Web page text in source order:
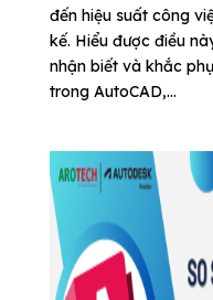
đến hiệu suất công
kế. Hiểu được điều
nhận biết và khắc
trong AutoCAD,...